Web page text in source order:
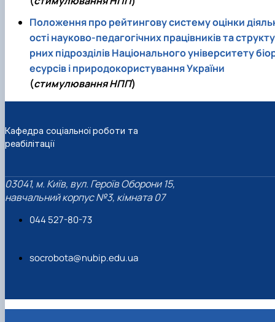
Положення про рейтингову систему оцінки
ості науково-педагогічних працівників та структу
рних підрозділів Національного університету
есурсів і природокористування України
(стимулювання НПП)
Кафедра соціальної роботи та
реабілітації
03041, м. Київ, вул. Героїв Оборони 15,
навчальний корпус №3, кімната 07
044 527-80-73
socrobota@nubip.edu.ua